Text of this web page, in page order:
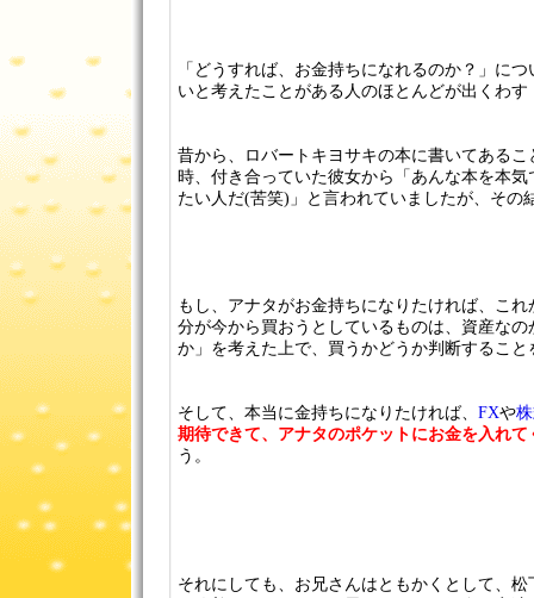
「どうすれば、お金持ちになれるのか？」に
いと考えたことがある人のほとんどが出くわ
昔から、ロバートキヨサキの本に書いてある
時、付き合っていた彼女から「あんな本を本
たい人だ(苦笑)」と言われていましたが、その
もし、アナタがお金持ちになりたければ、こ
分が今から買おうとしているものは、資産な
か」を考えた上で、買うかどうか判断すること
そして、本当に金持ちになりたければ、 FXや
期待できて、アナタのポケットにお金を入れて
う。
それにしても、お兄さんはともかくとして、